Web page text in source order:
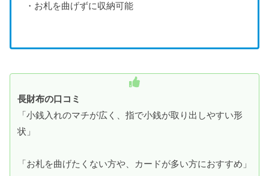
・お札を曲げずに収納可能
長財布の口コミ
「小銭入れのマチが広く、指で小銭が取り出しやすい形
状」
「お札を曲げたくない方や、カードが多い方におすすめ」